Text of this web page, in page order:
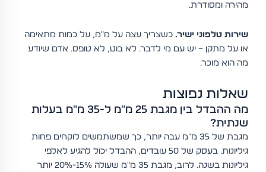
מהירה ומסודרת.
שירות טלפוני ישיר.כשצריך עצה על מ"מ, על כמות מתאימה
או על מתקן – יש עם מי לדבר. לא בוט, לא טופס. אדם שיודע
מה הוא מוכר.
שאלות נפוצות
מה ההבדל בין מגבת 25 מ"מ ל-35 מ"מ בעלות
שנתית?
מגבת של 35 מ"מ עבה יותר, כך שמשתמשים לוקחים פחות
גיליונות. בעסק של 50 עובדים, ההבדל יכול להגיע לאלפי
גיליונות בשנה. לרוב, מגבת 35 מ"מ שעולה 15%-20% יותר